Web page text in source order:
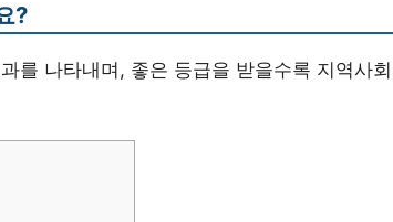
?
를 나타내며, 좋은 등급을 받을수록 지역사회